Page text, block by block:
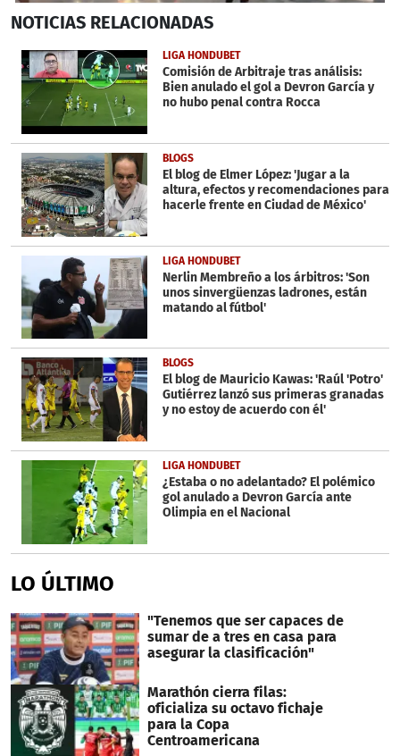
seconds
25
minutes,
11
seconds
NOTICIAS RELACIONADAS
LIGA HONDUBET
Comisión de Arbitraje tras análisis:
Bien anulado el gol a Devron García y
no hubo penal contra Rocca
BLOGS
El blog de Elmer López: 'Jugar a la
altura, efectos y recomendaciones para
hacerle frente en Ciudad de México'
LIGA HONDUBET
Nerlin Membreño a los árbitros: 'Son
unos sinvergüenzas ladrones, están
matando al fútbol'
BLOGS
El blog de Mauricio Kawas: 'Raúl 'Potro'
Gutiérrez lanzó sus primeras granadas
y no estoy de acuerdo con él'
LIGA HONDUBET
¿Estaba o no adelantado? El polémico
gol anulado a Devron García ante
Olimpia en el Nacional
LO ÚLTIMO
"Tenemos que ser capaces de
sumar de a tres en casa para
asegurar la clasificación"
Marathón cierra filas:
oficializa su octavo fichaje
para la Copa
Centroamericana